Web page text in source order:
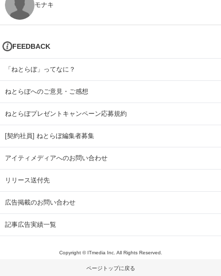
モナキ
FEEDBACK
「ねとらぼ」ってなに？
ねとらぼへのご意見・ご感想
ねとらぼプレゼントキャンペーン応募規約
[契約社員] ねとらぼ編集者募集
アイティメディアへのお問い合わせ
リリース送付先
広告掲載のお問い合わせ
記事広告実績一覧
Copyright © ITmedia Inc. All Rights Reserved.
ページトップに戻る